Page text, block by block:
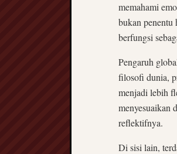
memahami
bukan penentu
berfungsi
Pengaruh
filosofi dunia,
menjadi lebih
menyesuaikan
reflektifnya.
Di sisi lain,